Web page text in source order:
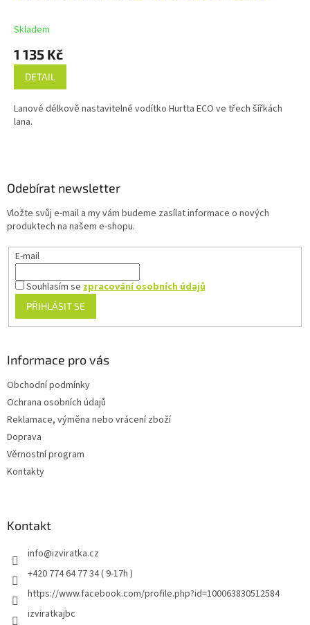
Skladem
1 135 Kč
DETAIL
Lanové délkově nastavitelné vodítko Hurtta ECO ve třech šířkách
lana.
Odebírat newsletter
Vložte svůj e-mail a my vám budeme zasílat informace o nových
produktech na našem e-shopu.
E-mail
Souhlasím sezpracování osobních údajů
PŘIHLÁSIT SE
Informace pro vás
Obchodní podmínky
Ochrana osobních údajů
Reklamace, výměna nebo vrácení zboží
Doprava
Věrnostní program
Kontakty
Kontakt
info@izviratka.cz
+420 774 64 77 34 ( 9-17h )
https://www.facebook.com/profile.php?id=100063830512584
izviratkajbc